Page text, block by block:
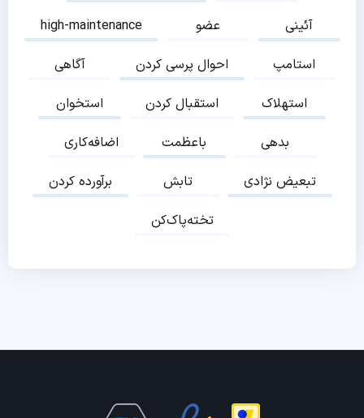
high-maintenance
عضو
آئینی
آگاهی
احوال پرسی کردن
استامپ
استخوان
استقبال کردن
استهلاک
اضافه‌کاری
باعظمت
بدهی
برآورده کردن
تابش
تبعیض نژادی
تخته‌پاک‌کن